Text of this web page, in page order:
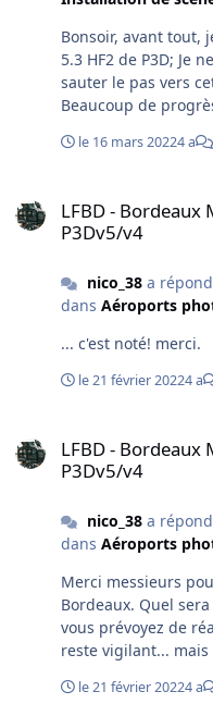
Bonsoir, avant tout, je précise que je vole sur la version
5.3 HF2 de P3D; Je
sauter le pas vers
Beaucoup de
LM ! Pour ce qui est de LFBD, je viens d'y faire un tour à
d'autres...); Par
(https://
pour GSX.
fonctionnement des
regardé le dossier
les 2 fichiers
dossier Texture, le
Bon courage!
le 16 mars 20224 a
LFBD - Bordeaux
P3Dv5/v4
nico_38a
dans Aéroports
... c'est noté! merci.
le 21 février 20224 a
LFBD - Bordeaux
P3Dv5/v4
nico_38a
dans Aéroports
Merci messieurs
Bordeaux. Quel sera le(les...) prochain aéroport que
vous prévoyez de réaliser? J'ai failli louper
reste vigilant...
le 21 février 20224 a